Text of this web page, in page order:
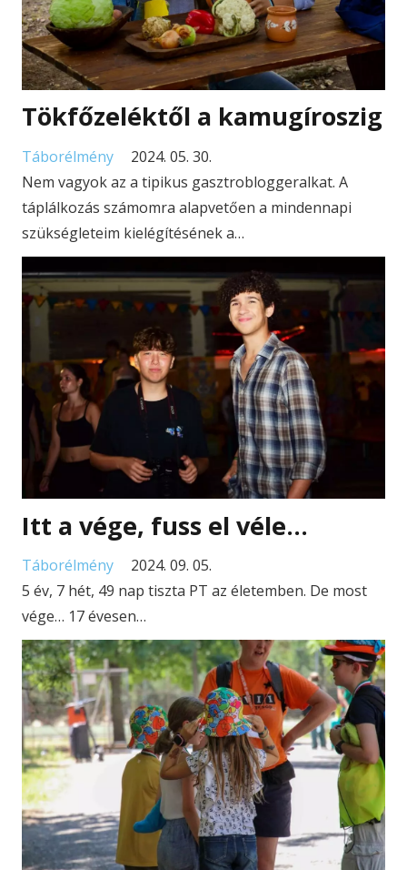
Tökfőzeléktől a kamugíroszig
Táborélmény
2024. 05. 30.
Nem vagyok az a tipikus gasztrobloggeralkat. A
táplálkozás számomra alapvetően a mindennapi
szükségleteim kielégítésének a…
Itt a vége, fuss el véle…
Táborélmény
2024. 09. 05.
5 év, 7 hét, 49 nap tiszta PT az életemben. De most
vége… 17 évesen…